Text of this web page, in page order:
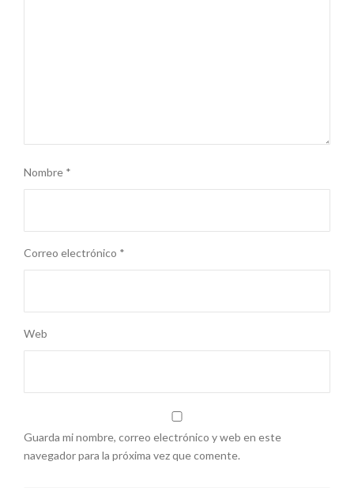
Nombre *
Correo electrónico *
Web
Guarda mi nombre, correo electrónico y web en este
navegador para la próxima vez que comente.